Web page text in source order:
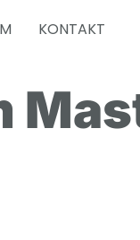
KONTAKT